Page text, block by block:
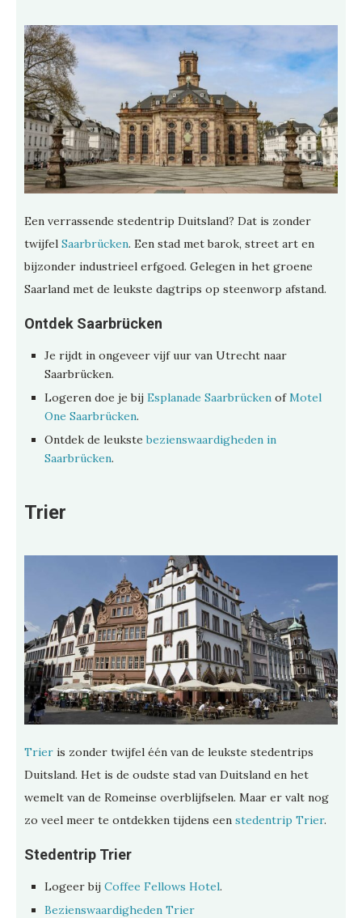
Een verrassende stedentrip Duitsland? Dat is zonder
twijfel Saarbrücken. Een stad met barok, street art en
bijzonder industrieel erfgoed. Gelegen in het groene
Saarland met de leukste dagtrips op steenworp afstand.
Ontdek Saarbrücken
Je rijdt in ongeveer vijf uur van Utrecht naar
Saarbrücken.
Logeren doe je bij Esplanade Saarbrücken ofMotel
One Saarbrücken.
Ontdek de leukstebezienswaardigheden in
Saarbrücken.
Trier
Trier is zonder twijfel één van de leukste stedentrips
Duitsland. Het is de oudste stad van Duitsland en het
wemelt van de Romeinse overblijfselen. Maar er valt nog
zo veel meer te ontdekken tijdens een stedentrip Trier.
Stedentrip Trier
Logeer bij Coffee Fellows Hotel.
Bezienswaardigheden Trier